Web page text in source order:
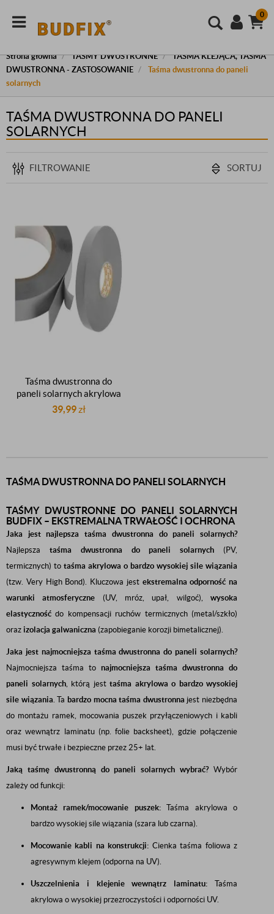
0
Strona główna TAŚMY DWUSTRONNE
TAŚMA KLEJĄCA, TAŚMA
DWUSTRONNA - ZASTOSOWANIE
Taśma dwustronna do paneli
solarnych
TAŚMA DWUSTRONNA DO PANELI
SOLARNYCH
FILTROWANIE SORTUJ
Taśma dwustronna do
paneli solarnych akrylowa
piankowa montażowa
39,99zł
TAŚMA DWUSTRONNA DO PANELI SOLARNYCH
TAŚMY DWUSTRONNE DO PANELI SOLARNYCH
BUDFIX – EKSTREMALNA TRWAŁOŚĆ I OCHRONA
Jaka jest najlepsza taśma dwustronna do paneli solarnych?
Najlepsza taśma dwustronna do paneli solarnych (PV,
termicznych) to taśma akrylowa o bardzo wysokiej sile wiązania
(tzw. Very High Bond). Kluczowa jest ekstremalna odporność na
warunki atmosferyczne (UV, mróz, upał, wilgoć),wysoka
elastyczność do kompensacji ruchów termicznych (metal/szkło)
oraz izolacja galwaniczna (zapobieganie korozji bimetalicznej).
Jaka jest najmocniejsza taśma dwustronna do paneli solarnych?
Najmocniejsza taśma to najmocniejsza taśma dwustronna do
paneli solarnych, którą jest taśma akrylowa o bardzo wysokiej
sile wiązania. Ta bardzo mocna taśma dwustronna jest niezbędna
do montażu ramek, mocowania puszek przyłączeniowych i kabli
oraz wewnątrz laminatu (np. folie backsheet), gdzie połączenie
musi być trwałe i bezpieczne przez 25+ lat.
Jaką taśmę dwustronną do paneli solarnych wybrać?Wybór
zależy od funkcji:
Montaż ramek/mocowanie puszek:Taśma akrylowa o
bardzo wysokiej sile wiązania (szara lub czarna).
Mocowanie kabli na konstrukcji: Cienka taśma foliowa z
agresywnym klejem (odporna na UV).
Uszczelnienia i klejenie wewnątrz laminatu: Taśma
akrylowa o wysokiej przezroczystości i odporności UV.